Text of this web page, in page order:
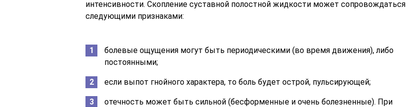
интенсивности. Скопление суставной полостной жидкости может сопровождаться
следующими признаками:
болевые ощущения могут быть периодическими (во время движения), либо
постоянными;
если выпот гнойного характера, то боль будет острой, пульсирующей;
отечность может быть сильной (бесформенные и очень болезненные). При